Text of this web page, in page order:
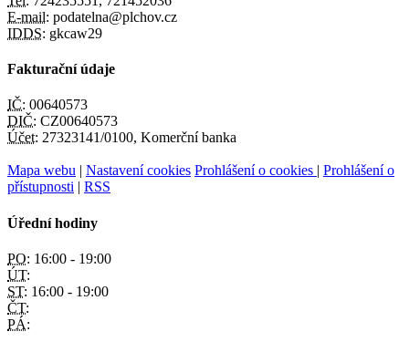
E-mail: podatelna@plchov.cz
IDDS: gkcaw29
Fakturační údaje
IČ: 00640573
DIČ: CZ00640573
Účet: 27323141/0100, Komerční banka
Mapa webu | Nastavení cookies Prohlášení o cookies | Prohlášení o
přístupnosti | RSS
Úřední hodiny
PO: 16:00 - 19:00
ÚT:
ST: 16:00 - 19:00
ČT:
PÁ: